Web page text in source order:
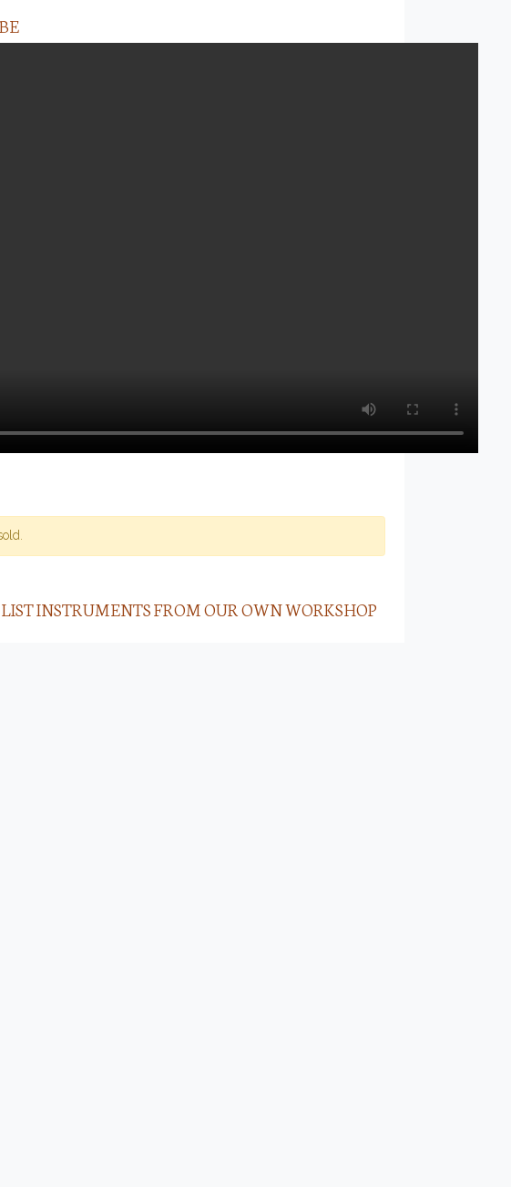
LIST INSTRUMENTS FROM OUR OWN WORKSHOP